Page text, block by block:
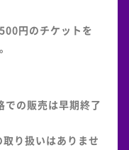
円のチケットを
での販売は早期終了
り扱いはありませ